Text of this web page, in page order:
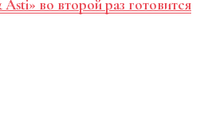
во второй раз готовится